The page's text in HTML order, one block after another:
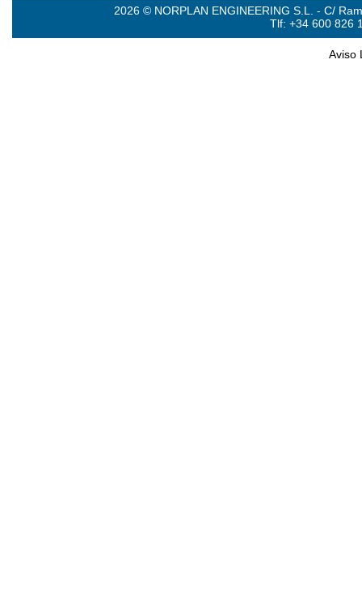
2026 © NORPLAN ENGINEERING S.L. - C/
Tlf: +34 600 826
Aviso